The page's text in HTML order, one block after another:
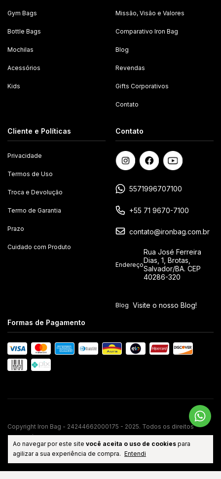
Ao navegar por este site você aceita o uso de cookies para
agilizar a sua experiência de compra. Entendi
Gym Bags
Bottle Bags
Mochilas
Acessórios
Kids
Missão, Visão e Valores
Comparativo Iron Bag
Blog
Revendas
Gifts Corporativos
Contato
Cliente e Políticas
Privacidade
Termos de Uso
Troca e Devolução
Termo de Garantia
Prazo
Cuidado com Produto
Contato
5571996707100
+55 71 9670-7100
contato@ironbag.com.br
Endereço
Rua José Ferreira
Dias, 1, Brotas,
Salvador/BA. CEP
40286-320
Blog Visite o nosso Blog!
Formas de Pagamento
Copyright Iron Bag - 24244662000175 - 2025. Todos os direitos
reservados.
TECNOLOGIA DE E-COMMERCE NUVEMSHOP NEXT